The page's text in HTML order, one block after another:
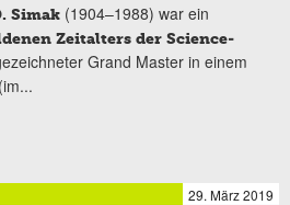
Simak (1904–1988) war ein
Zeitalters der Science-
Grand Master in einem
29. März 2019